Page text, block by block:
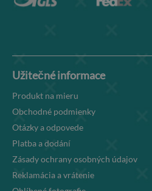
Užitečné informace
Produkt na mieru
Obchodné podmienky
Otázky a odpovede
Platba a dodání
Zásady ochrany osobných údajov
Reklamácia a vrátenie